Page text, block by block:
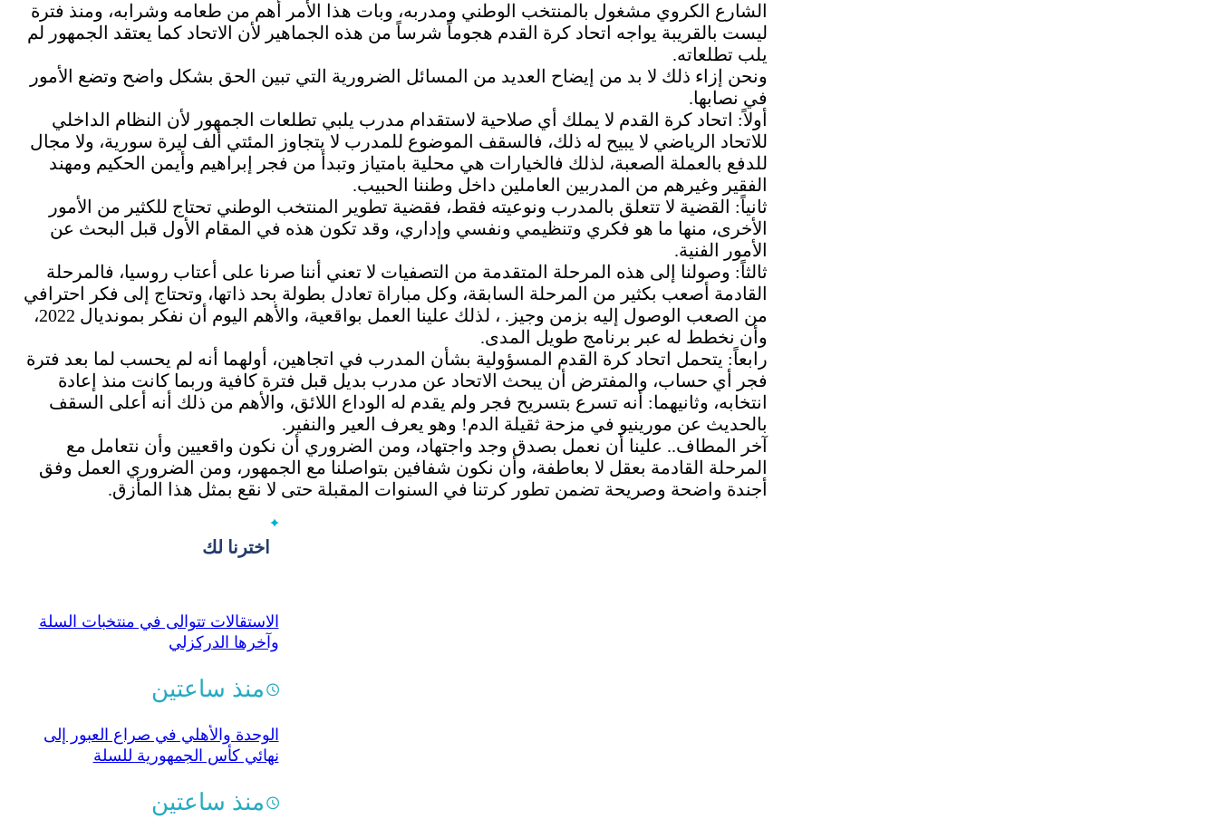
الشارع الكروي مشغول بالمنتخب الوطني ومدربه، وبات هذا الأمر أهم من طعامه وشرابه، ومنذ فترة
ليست بالقريبة يواجه اتحاد كرة القدم هجوماً شرساً من هذه الجماهير لأن الاتحاد كما يعتقد الجمهور لم
يلب تطلعاته.
ونحن إزاء ذلك لا بد من إيضاح العديد من المسائل الضرورية التي تبين الحق بشكل واضح وتضع الأمور
في نصابها.
أولاً: اتحاد كرة القدم لا يملك أي صلاحية لاستقدام مدرب يلبي تطلعات الجمهور لأن النظام الداخلي
للاتحاد الرياضي لا يبيح له ذلك، فالسقف الموضوع للمدرب لا يتجاوز المئتي ألف ليرة سورية، ولا مجال
للدفع بالعملة الصعبة، لذلك فالخيارات هي محلية بامتياز وتبدأ من فجر إبراهيم وأيمن الحكيم ومهند
الفقير وغيرهم من المدربين العاملين داخل وطننا الحبيب.
ثانياً: القضية لا تتعلق بالمدرب ونوعيته فقط، فقضية تطوير المنتخب الوطني تحتاج للكثير من الأمور
الأخرى، منها ما هو فكري وتنظيمي ونفسي وإداري، وقد تكون هذه في المقام الأول قبل البحث عن
الأمور الفنية.
ثالثاً: وصولنا إلى هذه المرحلة المتقدمة من التصفيات لا تعني أننا صرنا على أعتاب روسيا، فالمرحلة
القادمة أصعب بكثير من المرحلة السابقة، وكل مباراة تعادل بطولة بحد ذاتها، وتحتاج إلى فكر احترافي
من الصعب الوصول إليه بزمن وجيز. ، لذلك علينا العمل بواقعية، والأهم اليوم أن نفكر بمونديال 2022،
وأن نخطط له عبر برنامج طويل المدى.
رابعاً: يتحمل اتحاد كرة القدم المسؤولية بشأن المدرب في اتجاهين، أولهما أنه لم يحسب لما بعد فترة
فجر أي حساب، والمفترض أن يبحث الاتحاد عن مدرب بديل قبل فترة كافية وربما كانت منذ إعادة
انتخابه، وثانيهما: أنه تسرع بتسريح فجر ولم يقدم له الوداع اللائق، والأهم من ذلك أنه أعلى السقف
بالحديث عن مورينيو في مزحة ثقيلة الدم! وهو يعرف العير والنفير.
آخر المطاف.. علينا أن نعمل بصدق وجد واجتهاد، ومن الضروري أن نكون واقعيين وأن نتعامل مع
المرحلة القادمة بعقل لا بعاطفة، وأن نكون شفافين بتواصلنا مع الجمهور، ومن الضروري العمل وفق
أجندة واضحة وصريحة تضمن تطور كرتنا في السنوات المقبلة حتى لا نقع بمثل هذا المأزق.
اخترنا لك
الاستقالات تتوالى في منتخبات السلة
وآخرها الدركزلي
منذ ساعتين
الوحدة والأهلي في صراع العبور إلى
نهائي كأس الجمهورية للسلة
منذ ساعتين